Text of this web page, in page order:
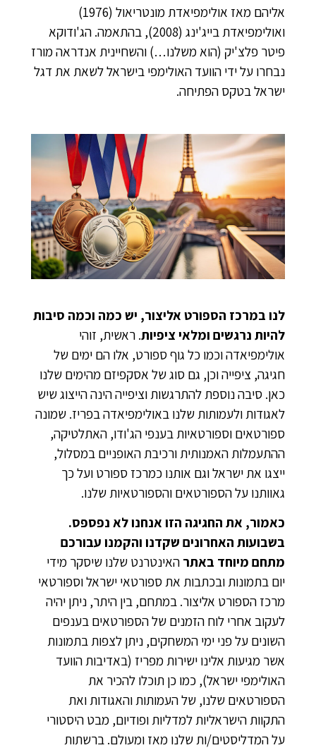
אליהם מאז אולימפיאדת מונטריאול (1976)
ואולימפיאדת בייג'ינג (2008), בהתאמה. הג'ודוקא
פיטר פלצ'יק (הוא משלנו…) והשחיינית אנדראה מורז
נבחרו על ידי הוועד האולימפי בישראל לשאת את דגל
ישראל בטקס הפתיחה.
לנו במרכז הספורט אליצור, יש כמה וכמה סיבות
להיות נרגשים ומלאי ציפיות. ראשית, זוהי
אולימפיאדה וכמו כל גוף ספורט, אלו הם ימים של
חגיגה, ציפייה וכן, גם סוג של אסקפיזם מהימים שלנו
כאן. סיבה נוספת להתרגשות וציפייה הינה הייצוג שיש
לאגודות ולעמותות שלנו באולימפיאדה בפריז. שמונה
ספורטאים וספורטאיות בענפי הג'ודו, האתלטיקה,
ההתעמלות האמנותית ורכיבת האופניים במסלול,
ייצגו את ישראל וגם אותנו כמרכז ספורט ועל כך
גאוותנו על הספורטאים והספורטאיות שלנו.
כאמור, את החגיגה הזו אנחנו לא נפספס.
בשבועות האחרונים שקדנו והקמנו עבורכם
מתחם מיוחד באתר האינטרנט שלנו שיסקר מידי
יום בתמונות ובכתבות את ספורטאי ישראל וספורטאי
מרכז הספורט אליצור. במתחם, בין היתר, ניתן יהיה
לעקוב אחרי לוח הזמנים של הספורטאים בענפים
השונים על פני ימי המשחקים, ניתן לצפות בתמונות
אשר מגיעות אלינו ישירות מפריז (באדיבות הוועד
האולימפי ישראל), כמו כן תוכלו להכיר את
הספורטאים שלנו, של העמותות והאגודות ואת
התקוות הישראליות למדליות ופודיום, מבט היסטורי
על המדליסטים/ות שלנו מאז ומעולם. ברשתות